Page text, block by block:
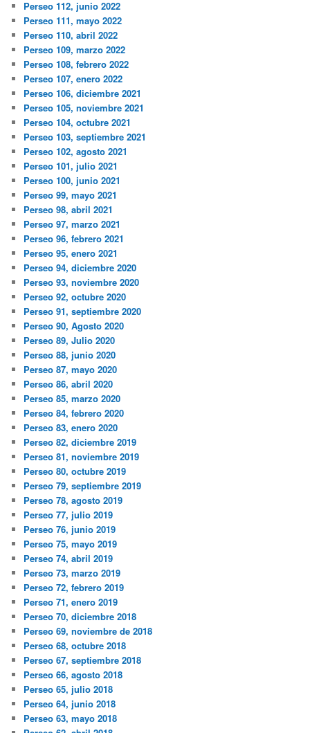
Perseo 112, junio 2022
Perseo 111, mayo 2022
Perseo 110, abril 2022
Perseo 109, marzo 2022
Perseo 108, febrero 2022
Perseo 107, enero 2022
Perseo 106, diciembre 2021
Perseo 105, noviembre 2021
Perseo 104, octubre 2021
Perseo 103, septiembre 2021
Perseo 102, agosto 2021
Perseo 101, julio 2021
Perseo 100, junio 2021
Perseo 99, mayo 2021
Perseo 98, abril 2021
Perseo 97, marzo 2021
Perseo 96, febrero 2021
Perseo 95, enero 2021
Perseo 94, diciembre 2020
Perseo 93, noviembre 2020
Perseo 92, octubre 2020
Perseo 91, septiembre 2020
Perseo 90, Agosto 2020
Perseo 89, Julio 2020
Perseo 88, junio 2020
Perseo 87, mayo 2020
Perseo 86, abril 2020
Perseo 85, marzo 2020
Perseo 84, febrero 2020
Perseo 83, enero 2020
Perseo 82, diciembre 2019
Perseo 81, noviembre 2019
Perseo 80, octubre 2019
Perseo 79, septiembre 2019
Perseo 78, agosto 2019
Perseo 77, julio 2019
Perseo 76, junio 2019
Perseo 75, mayo 2019
Perseo 74, abril 2019
Perseo 73, marzo 2019
Perseo 72, febrero 2019
Perseo 71, enero 2019
Perseo 70, diciembre 2018
Perseo 69, noviembre de 2018
Perseo 68, octubre 2018
Perseo 67, septiembre 2018
Perseo 66, agosto 2018
Perseo 65, julio 2018
Perseo 64, junio 2018
Perseo 63, mayo 2018